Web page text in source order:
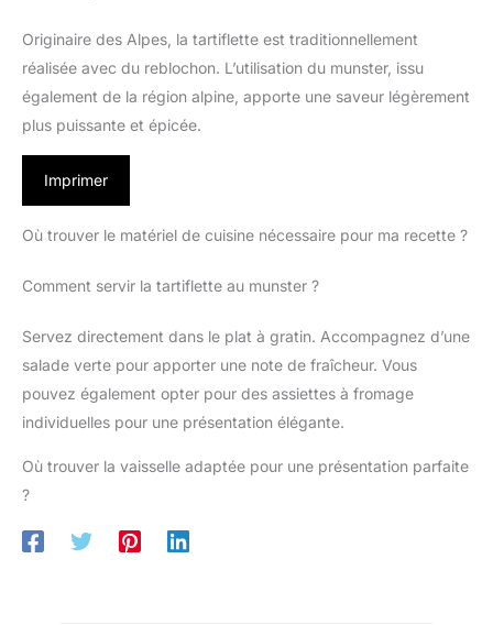
Originaire des Alpes, la tartiflette est traditionnellement
réalisée avec du reblochon. L’utilisation du munster, issu
également de la région alpine, apporte une saveur légèrement
plus puissante et épicée.
Imprimer
Où trouver le matériel de cuisine nécessaire pour ma recette ?
Comment servir la tartiflette au munster ?
Servez directement dans le plat à gratin. Accompagnez d’une
salade verte pour apporter une note de fraîcheur. Vous
pouvez également opter pour des assiettes à fromage
individuelles pour une présentation élégante.
Où trouver la vaisselle adaptée pour une présentation parfaite
?